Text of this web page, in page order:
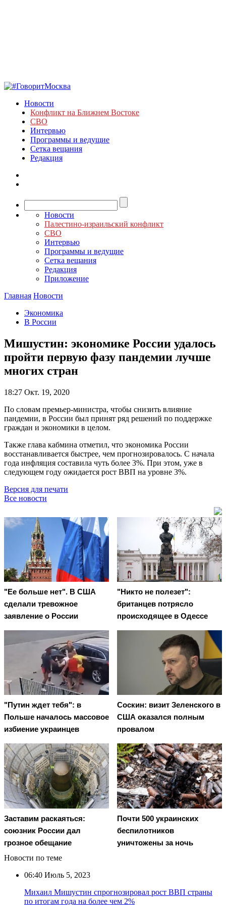
Новости
Конфликт на Ближнем Востоке
СВО
Интервью
Программы и ведущие
Сетка вещания
Редакция
Новости
Палестино-израильский конфликт
СВО
Интервью
Программы и ведущие
Сетка вещания
Редакция
Приложение
Главная Новости
Экономика
В России
Мишустин: экономике России удалось
пройти первую фазу пандемии лучше
многих стран
18:27 Окт. 19, 2020
По словам премьер-министра, чтобы снизить влияние
пандемии, в России был принят ряд решений по поддержке
граждан и экономики в целом.
Также глава кабмина отметил, что экономика России
восстанавливается быстрее, чем прогнозировалось. С начала
года инфляция составила чуть более 3%. При этом, уже в
следующем году ожидается рост ВВП на уровне 3%.
Версия для печати
Все новости
"Ее больше нет". В США
сделали тревожное
заявление о России
"Никто не полезет":
британцев потрясло
происходящее в Одессе
"Путин ждет тебя": в
Польше началось массовое
избиение украинцев
Соскин: визит Зеленского в
США оказался полным
провалом
Заставим раскаяться:
союзник России дал
грозное обещание
Почти 500 украинских
беспилотников
уничтожены за ночь
Новости по теме
06:40 Июль 5, 2023
Михаил Мишустин спрогнозировал рост ВВП страны
по итогам года на более чем 2%